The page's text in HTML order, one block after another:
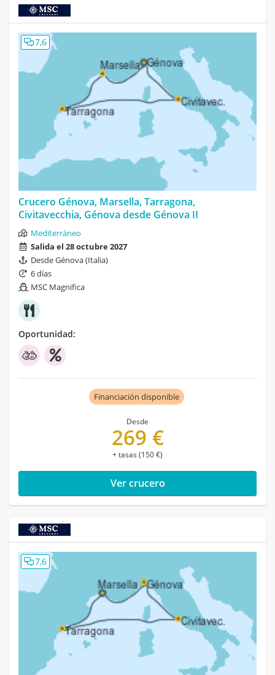
7,6
Crucero Génova, Marsella, Tarragona,
Civitavecchia, Génova desde Génova II
Mediterráneo
Salida el 28 octubre 2027
Desde Génova (Italia)
6 días
MSC Magnifica
Oportunidad:
Financiación disponible
Desde
269 €
+ tasas (150 €)
Ver crucero
7,6